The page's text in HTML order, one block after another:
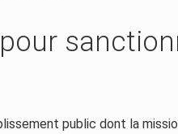
public dont la